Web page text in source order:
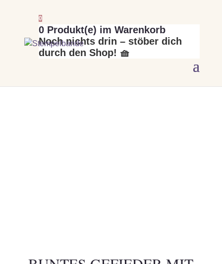
0
0 Produkt(e) im Warenkorb
Noch nichts drin – stöber dich
durch den Shop! 🧺